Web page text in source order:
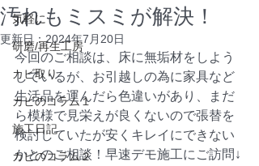
気軽に
研磨/再生工房
カビ取り
カビのコラム１
施工日記
カビのコラム２
汚れもミスミが解決！
更新日：2024年7月20日
今回のご相談は、床に無垢材をしよう
しているが、お引越しの為に家具など
生活品を運んだら色違いがあり、まだ
ら模様で見栄えが良くないので張替を
検討していたが安くキレイにできない
かとのご相談！早速デモ施工にご訪問↓